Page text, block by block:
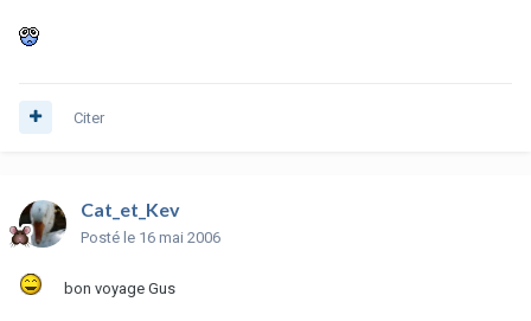
Citer
Cat_et_Kev
Posté le 16 mai 2006
bon voyage Gus